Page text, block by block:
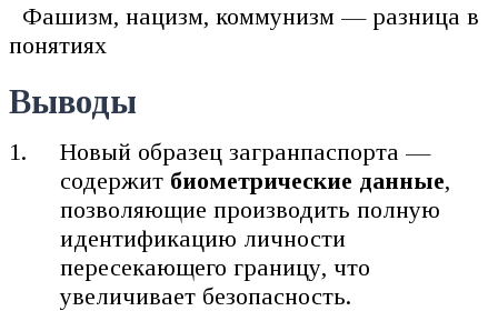
Фашизм, нацизм, коммунизм — разница в
понятиях
Выводы
Новый образец загранпаспорта —
содержит биометрические данные,
позволяющие производить полную
идентификацию личности
пересекающего границу, что
увеличивает безопасность.